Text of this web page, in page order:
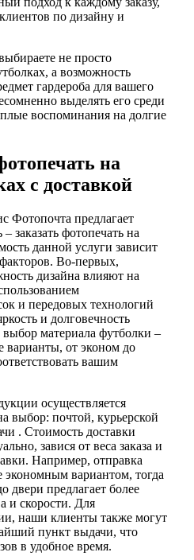
по дизайну и
не просто
а возможность
гардероба для вашего
выделять его среди
воспоминания на долгие
на
с доставкой
Фотопочта предлагает
заказать фотопечать на
данной услуги зависит
Во-первых,
дизайна влияют на
и передовых технологий
и долговечность
материала футболки –
варианты, от эконом до
вашим
осуществляется
выбор: почтой, курьерской
. Стоимость доставки
завися от веса заказа и
Например, отправка
экономным вариантом, тогда
двери предлагает более
и скорости. Для
наши клиенты также могут
пункт выдачи, что
в удобное время.